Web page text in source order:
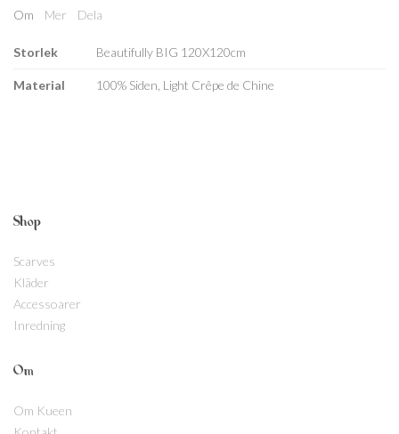
Om Mer Dela
Storlek Beautifully BIG 120X120cm
Material 100% Siden, Light Crêpe de Chine
Shop
Scarves
Kläder
Accessoarer
Inredning
Om
Om Kueen